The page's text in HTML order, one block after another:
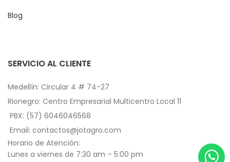
Blog
SERVICIO AL CLIENTE
Medellín: Circular 4 # 74-27
Rionegro: Centro Empresarial Multicentro Local 11
PBX: (57) 6046046568
Email: contactos@jotagro.com
Horario de Atención:
Lunes a viernes de 7:30 am – 5:00 pm